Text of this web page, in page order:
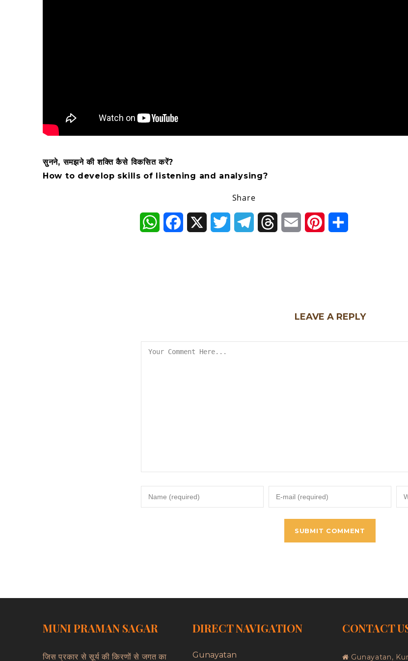
सुनने, समझने की शक्ति कैसे विकसित करें?
How to develop skills of listening and analysing?
Share
WhatsAppFacebook Twitter TelegramThreadsEmail Pinterest
LEAVE A REPLY
MUNI PRAMAN SAGAR
जिस प्रकार से सूर्य की किरणों से जगत का
DIRECT NAVIGATION
Gunayatan
CONTACT
Gunayatan,